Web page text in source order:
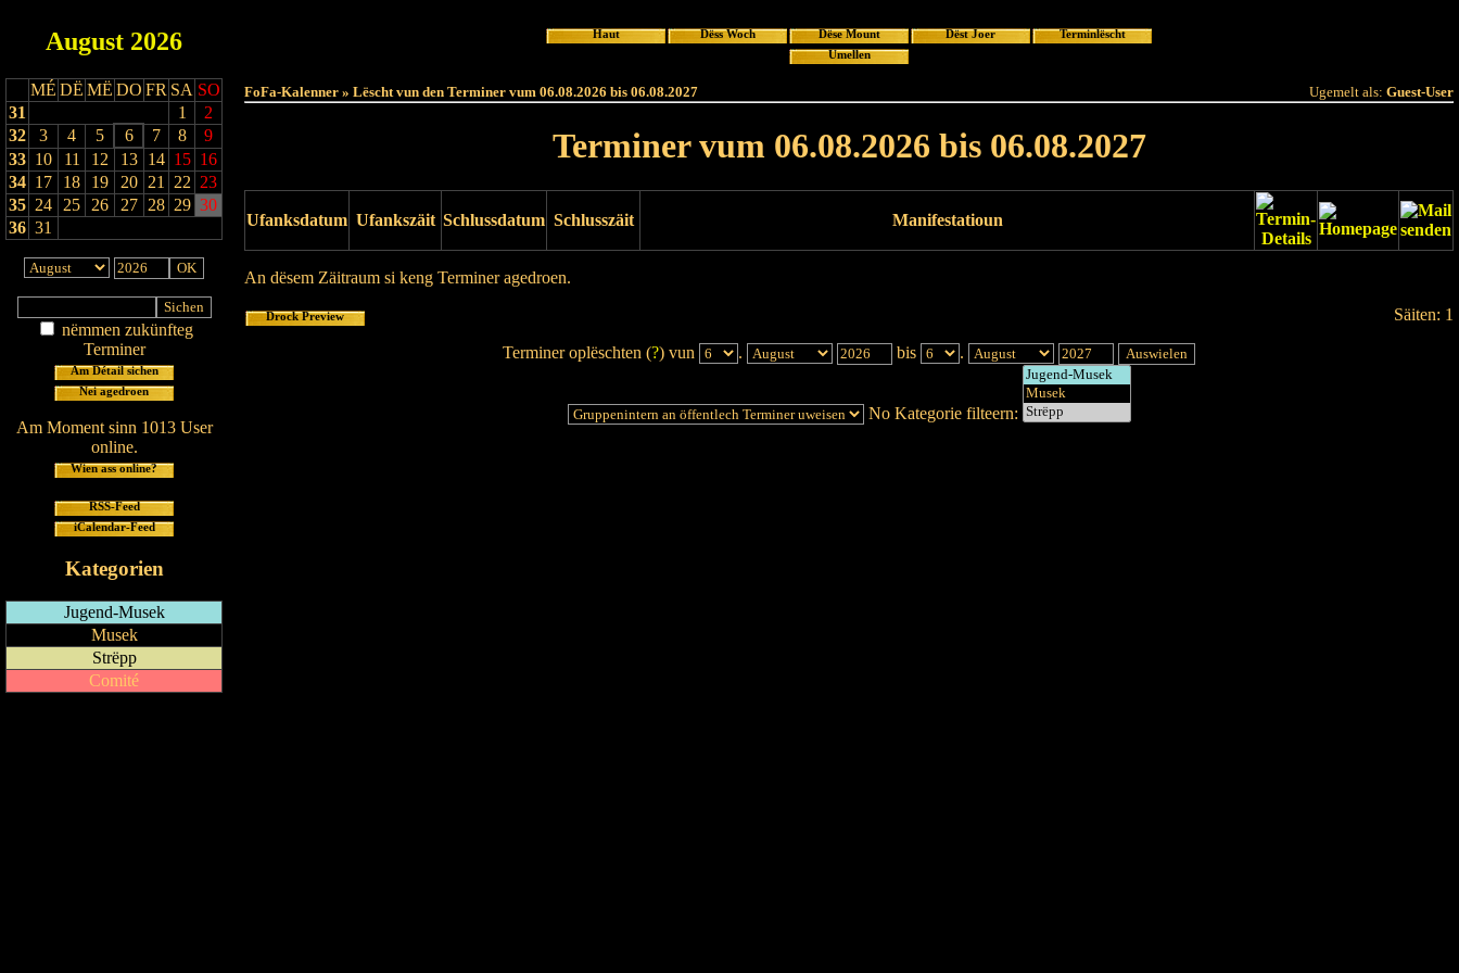
August 2026
MÉ DË MË DO FR SA SO
31
1
2
32
3 4 5 6 7 8
9
33 10 11 12 13 14 15 16
34 17 18 19 20 21 22 23
35 24 25 26 27 28 29 30
36 31
nëmmen zukünfteg
Terminer
Am Détail sichen
Nei agedroen
Am Moment sinn 1013 User
online.
Wien ass online?
RSS-Feed
iCalendar-Feed
Kategorien
Jugend-Musek
Musek
Strëpp
Comité
Haut Dëss Woch Dëse Mount Dëst Joer
Terminlëscht
Umellen
FoFa-Kalenner » Lëscht vun den Terminer vum 06.08.2026 bis 06.08.2027 Ugemelt als: Guest-User
Terminer vum 06.08.2026 bis 06.08.2027
Ufanksdatum Ufankszäit Schlussdatum Schlusszäit Manifestatioun
An dësem Zäitraum si keng Terminer agedroen.
Drock Preview Säiten: 1
Terminer oplëschten (?) vun . bis .
No Kategorie filteern: